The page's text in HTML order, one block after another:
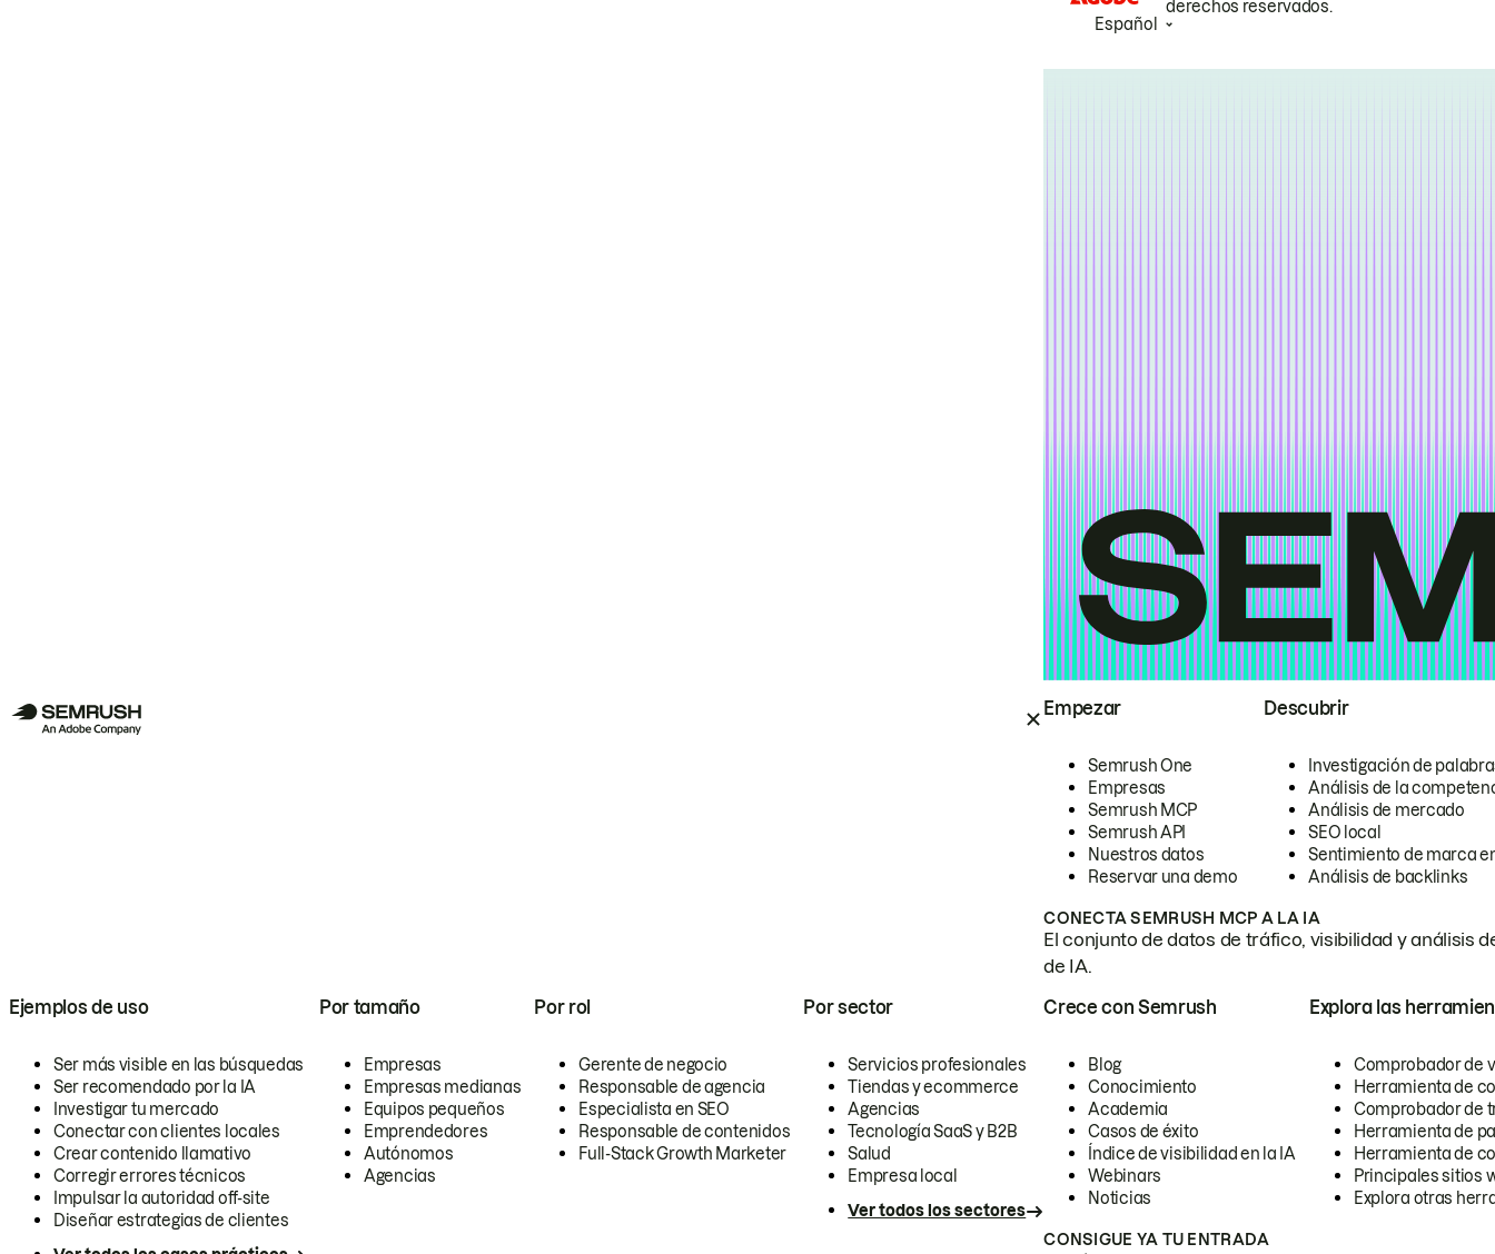
Empezar
Semrush One
Empresas
Semrush MCP
Semrush API
Nuestros datos
Reservar una demo
Descubrir
Investigación de
Análisis de la
Análisis de mercado
SEO local
Sentimiento de marca
Análisis de backlinks
CONECTA SEMRUSH MCP A LA IA
El conjunto de datos de tráfico, visibilidad y análisis
de IA.
Ejemplos de uso
Ser más visible en las búsquedas
Ser recomendado por la IA
Investigar tu mercado
Conectar con clientes locales
Crear contenido llamativo
Corregir errores técnicos
Impulsar la autoridad off-site
Diseñar estrategias de clientes
Por tamaño
Empresas
Empresas medianas
Equipos pequeños
Emprendedores
Autónomos
Agencias
Por rol
Gerente de negocio
Responsable de agencia
Especialista en SEO
Responsable de contenidos
Full-Stack Growth Marketer
Por sector
Servicios profesionales
Tiendas y ecommerce
Agencias
Tecnología SaaS y B2B
Salud
Empresa local
Ver todos los sectores
Crece con Semrush
Blog
Conocimiento
Academia
Casos de éxito
Índice de visibilidad en la IA
Webinars
Noticias
Explora las
Comprobador de
Herramienta de
Comprobador de
Herramienta de
Herramienta de
Principales sitios
Explora otras
CONSIGUE YA TU ENTRADA
derechos reservados.
Español